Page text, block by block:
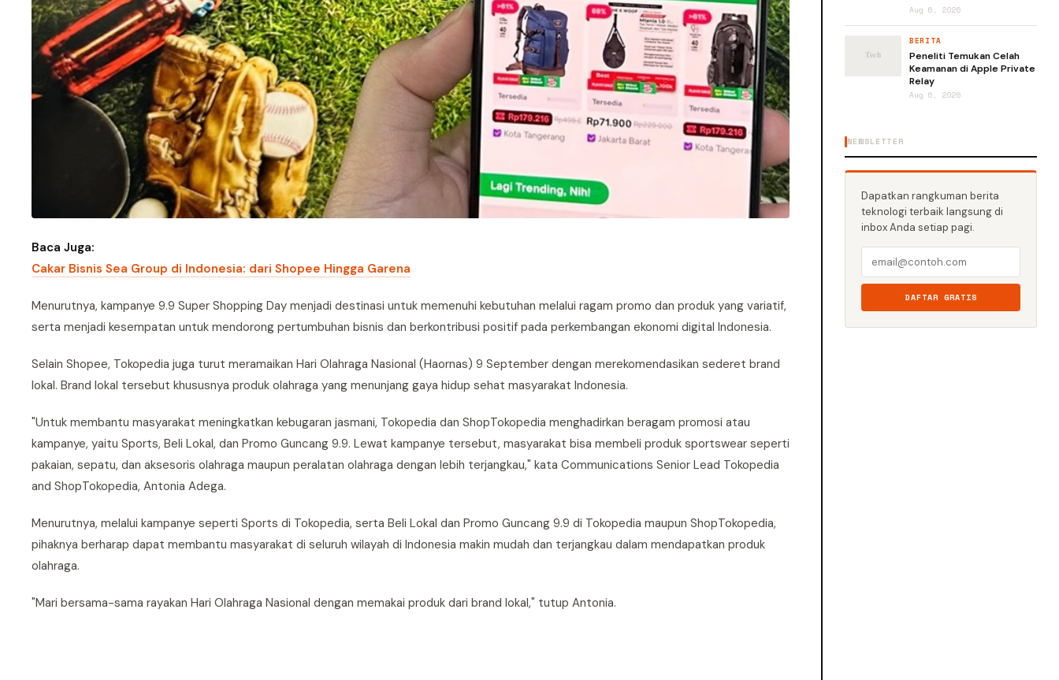
Baca Juga:
Cakar Bisnis Sea Group di Indonesia: dari Shopee Hingga Garena
Menurutnya, kampanye 9.9 Super Shopping Day menjadi destinasi untuk memenuhi kebutuhan melalui ragam promo dan produk yang variatif,
serta menjadi kesempatan untuk mendorong pertumbuhan bisnis dan berkontribusi positif pada perkembangan ekonomi digital Indonesia.
Selain Shopee, Tokopedia juga turut meramaikan Hari Olahraga Nasional (Haornas) 9 September dengan merekomendasikan sederet brand
lokal. Brand lokal tersebut khususnya produk olahraga yang menunjang gaya hidup sehat masyarakat Indonesia.
"Untuk membantu masyarakat meningkatkan kebugaran jasmani, Tokopedia dan ShopTokopedia menghadirkan beragam promosi atau
kampanye, yaitu Sports, Beli Lokal, dan Promo Guncang 9.9. Lewat kampanye tersebut, masyarakat bisa membeli produk sportswear seperti
pakaian, sepatu, dan aksesoris olahraga maupun peralatan olahraga dengan lebih terjangkau," kata Communications Senior Lead Tokopedia
and ShopTokopedia, Antonia Adega.
Menurutnya, melalui kampanye seperti Sports di Tokopedia, serta Beli Lokal dan Promo Guncang 9.9 di Tokopedia maupun ShopTokopedia,
pihaknya berharap dapat membantu masyarakat di seluruh wilayah di Indonesia makin mudah dan terjangkau dalam mendapatkan produk
olahraga.
"Mari bersama-sama rayakan Hari Olahraga Nasional dengan memakai produk dari brand lokal," tutup Antonia.
Aug 6, 2026
BERITA
Peneliti Temukan Celah
Keamanan di Apple Private
Relay
Aug 6, 2026
NEWSLETTER
Dapatkan rangkuman berita
teknologi terbaik langsung di
inbox Anda setiap pagi.
DAFTAR GRATIS